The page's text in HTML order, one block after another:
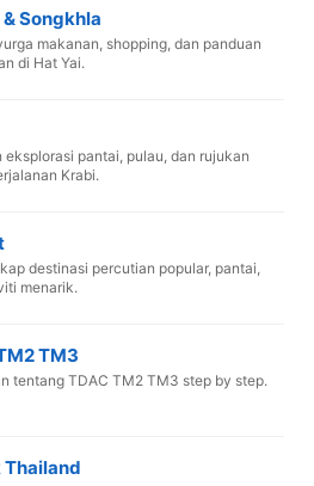
Songkhla
makanan, shopping, dan panduan
di Hat Yai.
eksplorasi pantai, pulau, dan rujukan
Krabi.
destinasi percutian popular, pantai,
menarik.
TM3
tentang TDAC TM2 TM3 step by step.
Thailand